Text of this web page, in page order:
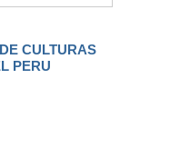
CULTURAS
PERU